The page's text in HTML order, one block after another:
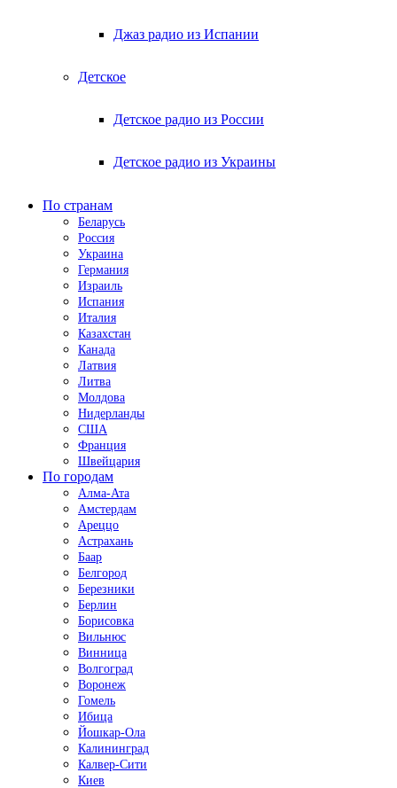
Джаз радио из Испании
Детское
Детское радио из России
Детское радио из Украины
По странам
Беларусь
Россия
Украина
Германия
Израиль
Испания
Италия
Казахстан
Канада
Латвия
Литва
Молдова
Нидерланды
США
Франция
Швейцария
По городам
Алма-Ата
Амстердам
Ареццо
Астрахань
Баар
Белгород
Березники
Берлин
Борисовка
Вильнюс
Винница
Волгоград
Воронеж
Гомель
Ибица
Йошкар-Ола
Калининград
Калвер-Сити
Киев